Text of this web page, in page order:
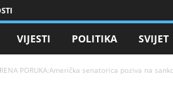
VIJESTI POLITIKA SVIJET
PORUKA:Američka senatorica poziva na